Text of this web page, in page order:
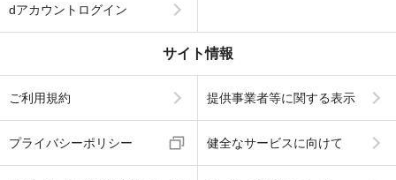
dアカウントログイン
サイト情報
ご利用規約 提供事業者等に関する表示
プライバシーポリシー 健全なサービスに向けて